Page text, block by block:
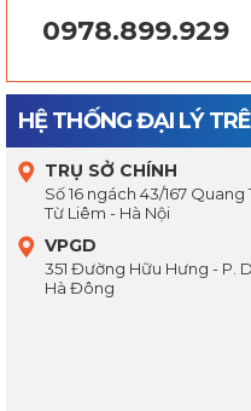
0978.899.929
HỆ THỐNG ĐẠI LÝ
TRỤ SỞ CHÍNH
Số 16 ngách 43/167
Từ Liêm - Hà Nội
VPGD
351 Đường Hữu Hưng - P.
Hà Đông